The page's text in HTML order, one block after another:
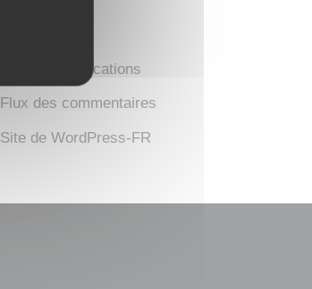
Flux des publications
Flux des commentaires
Site de WordPress-FR